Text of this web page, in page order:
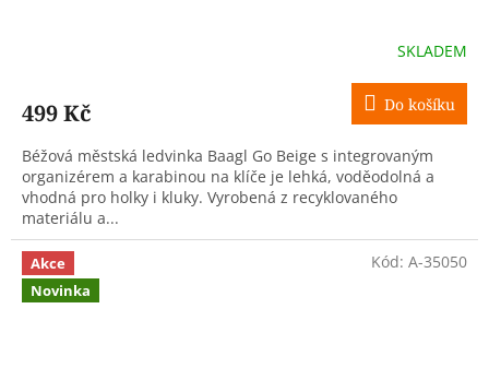
SKLADEM
499 Kč Do košíku
Béžová městská ledvinka Baagl Go Beige s integrovaným
organizérem a karabinou na klíče je lehká, voděodolná a
vhodná pro holky i kluky. Vyrobená z recyklovaného
materiálu a...
Akce
Novinka
Kód: A-35050